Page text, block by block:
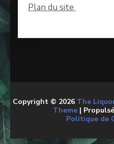
Plan du site
Copyright © 2026 The
Theme |
Politique de